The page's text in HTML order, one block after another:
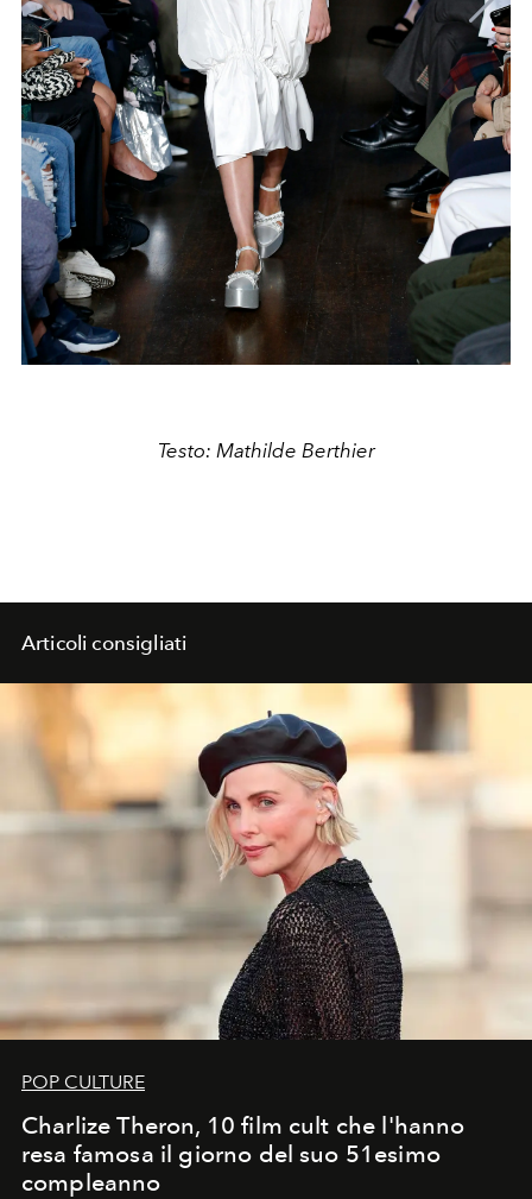
Testo: Mathilde Berthier
Articoli consigliati
POP CULTURE
Charlize Theron, 10 film cult che l'hanno
resa famosa il giorno del suo 51esimo
compleanno